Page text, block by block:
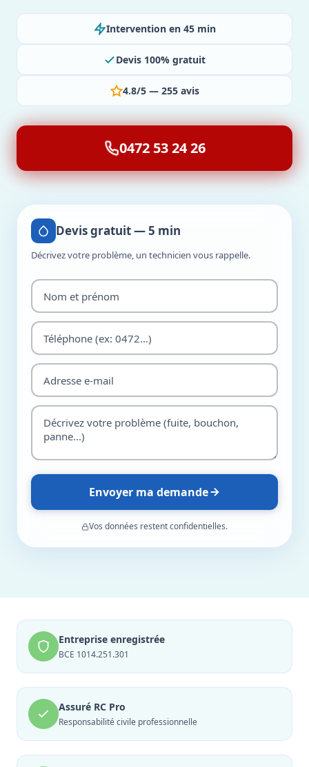
Intervention en 45 min
Devis 100% gratuit
4.8/5 — 255 avis
0472 53 24 26
Devis gratuit — 5 min
Décrivez votre problème, un technicien vous rappelle.
Envoyer ma demande
Vos données restent confidentielles.
Entreprise enregistrée
BCE 1014.251.301
Assuré RC Pro
Responsabilité civile professionnelle